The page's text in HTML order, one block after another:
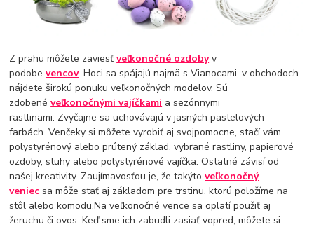
Z prahu môžete zaviesťveľkonočné ozdobyv
podobevencov. Hoci sa spájajú najmä s Vianocami, v obchodoch
nájdete širokú ponuku veľkonočných modelov. Sú
zdobenéveľkonočnými vajíčkami a sezónnymi
rastlinami. Zvyčajne sa uchovávajú v jasných pastelových
farbách. Venčeky si môžete vyrobiť aj svojpomocne, stačí vám
polystyrénový alebo prútený základ, vybrané rastliny, papierové
ozdoby, stuhy alebo polystyrénové vajíčka. Ostatné závisí od
našej kreativity. Zaujímavosťou je, že takýtoveľkonočný
veniec sa môže stať aj základom pre trstinu, ktorú položíme na
stôl alebo komodu.Na veľkonočné vence sa oplatí použiť aj
žeruchu či ovos. Keď sme ich zabudli zasiať vopred, môžete si